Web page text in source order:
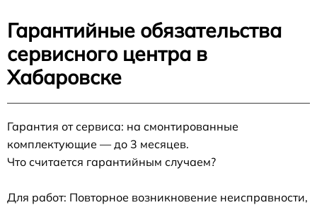
Гарантийные обязательства
сервисного центра в
Хабаровске
Гарантия от сервиса: на смонтированные
комплектующие — до 3 месяцев.
Что считается гарантийным случаем?
Для работ: Повторное возникновение неисправности,